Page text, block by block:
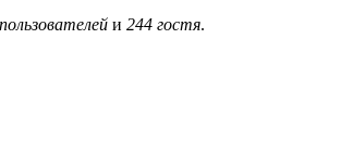
и 244 гостя.